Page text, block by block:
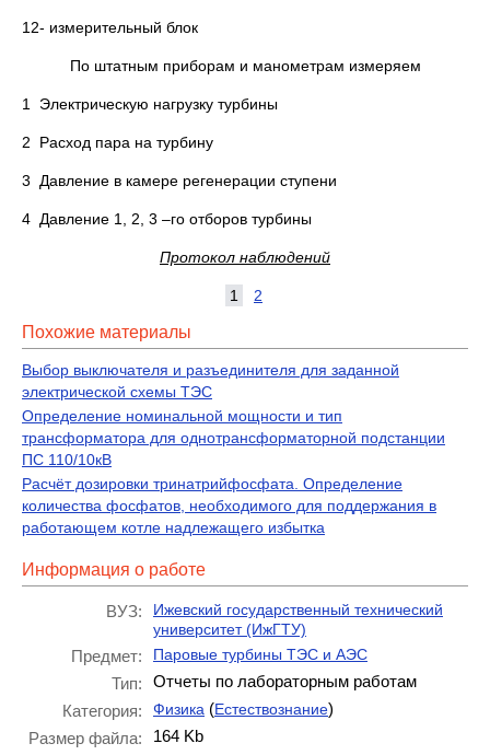
12- измерительный блок
По штатным приборам и манометрам измеряем
1 Электрическую нагрузку турбины
2 Расход пара на турбину
3 Давление в камере регенерации ступени
4 Давление 1, 2, 3 –го отборов турбины
Протокол наблюдений
1 2
Похожие материалы
Выбор выключателя и разъединителя для заданной
электрической схемы ТЭС
Определение номинальной мощности и тип
трансформатора для однотрансформаторной подстанции
ПС 110/10кВ
Расчёт дозировки тринатрийфосфата. Определение
количества фосфатов, необходимого для поддержания в
работающем котле надлежащего избытка
Информация о работе
ВУЗ:
Ижевский государственный технический
университет (ИжГТУ)
Предмет: Паровые турбины ТЭС и АЭС
Тип:
Отчеты по лабораторным работам
Категория:
Физика (Естествознание)
Размер файла:
164 Kb